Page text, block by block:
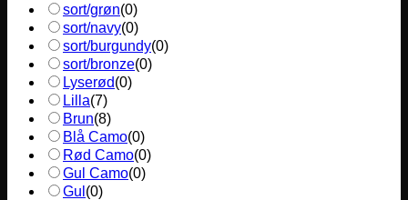
sort/grøn(0)
sort/navy(0)
sort/burgundy(0)
sort/bronze(0)
Lyserød(0)
Lilla(7)
Brun(8)
Blå Camo(0)
Rød Camo(0)
Gul Camo(0)
Gul (0)